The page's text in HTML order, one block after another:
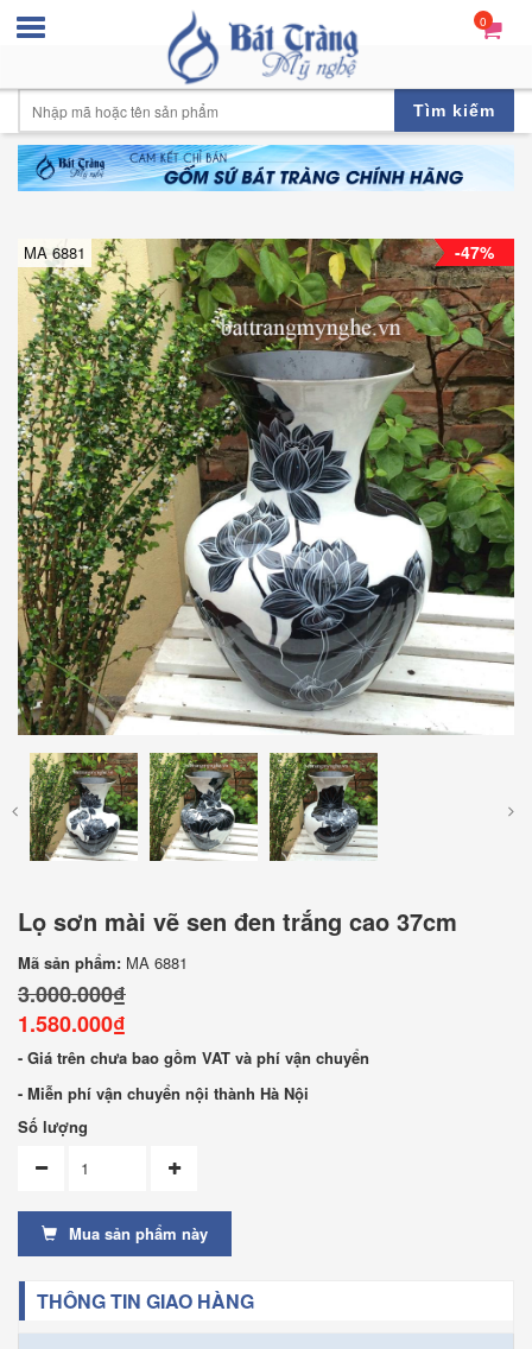
0
Tìm kiếm
-47%
MA 6881
Lọ sơn mài vẽ sen đen trắng cao 37cm
Mã sản phẩm: MA 6881
3.000.000₫
1.580.000₫
- Giá trên chưa bao gồm VAT và phí vận chuyển
- Miễn phí vận chuyển nội thành Hà Nội
Số lượng
Mua sản phẩm này
THÔNG TIN GIAO HÀNG